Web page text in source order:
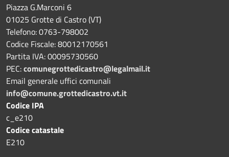
Piazza G.Marconi 6
01025 Grotte di Castro (VT)
Telefono: 0763-798002
Codice Fiscale: 80012170561
Partita IVA: 00095730560
PEC:comunegrottedicastro@legalmail.it
Email generale uffici comunali
info@comune.grottedicastro.vt.it
Codice IPA
c_e210
Codice catastale
E210